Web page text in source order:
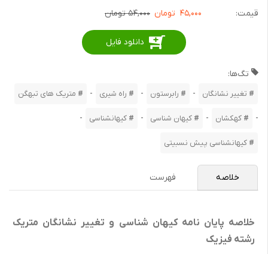
قیمت: ۴۵,۰۰۰ تومان ۵۴,۰۰۰ تومان
دانلود فایل
تگ‌ها:
تغییر نشانگان - رابرستون - راه شیری - متریک های تبهگن
- کهکشان - کیهان شناسی - کیهانشناسی -
کیهانشناسی پیش نسبیتی
خلاصه فهرست
خلاصه پایان نامه کیهان شناسی و تغییر نشانگان متریک
رشته فیزیک